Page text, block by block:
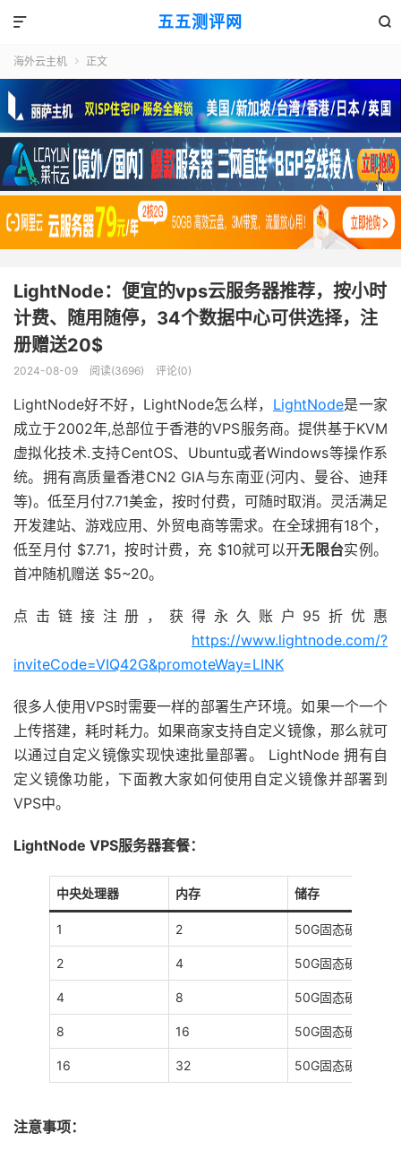
五五测评网 

海外云主机  正文
LightNode：便宜的vps云服务器推荐，按小时
计费、随用随停，34个数据中心可供选择，注
册赠送20$
2024-08-09 阅读(3696) 评论(0)
LightNode好不好，LightNode怎么样， LightNode是一家
成立于2002年,总部位于香港的VPS服务商。提供基于KVM
虚拟化技术.支持CentOS、Ubuntu或者Windows等操作系
统。拥有高质量香港CN2 GIA与东南亚(河内、曼谷、迪拜
等)。低至月付7.71美金，按时付费，可随时取消。灵活满足
开发建站、游戏应用、外贸电商等需求。在全球拥有18个，
低至月付 $7.71，按时计费，充 $10就可以开无限台实例。
首冲随机赠送 $5~20。
点击链接注册，获得永久账户95折优惠
https://www.lightnode.com/?
inviteCode=VIQ42G&promoteWay=LINK
很多人使用VPS时需要一样的部署生产环境。如果一个一个
上传搭建，耗时耗力。如果商家支持自定义镜像，那么就可
以通过自定义镜像实现快速批量部署。 LightNode 拥有自
定义镜像功能，下面教大家如何使用自定义镜像并部署到
VPS中。
LightNode VPS服务器套餐：
中央处理器 内存 储存
1 2 50G固态硬盘
2 4 50G固态硬盘
4 8 50G固态硬盘
8 16 50G固态硬盘
16 32 50G固态硬盘
注意事项：